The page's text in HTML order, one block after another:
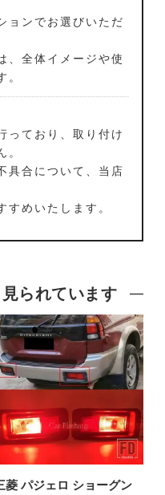
ョンでお選びいただ
、全体イメージや使
。
っており、取り付け
。
具合について、当店
すめいたします。
られています
菱 パジェロ ショーグン